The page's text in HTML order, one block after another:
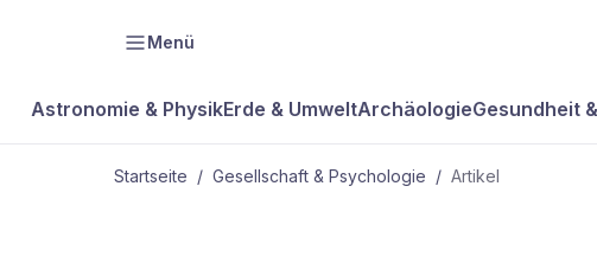
Menü
Astronomie & PhysikErde & UmweltArchäologieGesundheit
Startseite / Gesellschaft & Psychologie / Artikel